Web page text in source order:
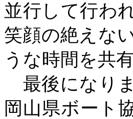
並行して行わ
笑顔の絶えな
うな時間を共
最後になり
岡山県ボート